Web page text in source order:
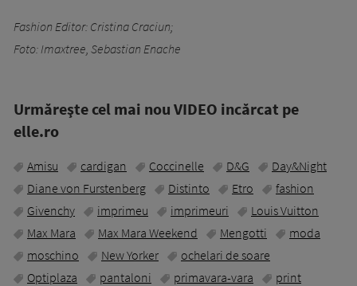
Fashion Editor: Cristina Craciun;
Foto: Imaxtree, Sebastian Enache
Urmăreşte cel mai nou VIDEO incărcat pe
elle.ro
Amisu cardigan Coccinelle D&G
Day&Night
Diane von Furstenberg
Distinto Etro
fashion
Givenchy
imprimeu imprimeuri
Louis Vuitton
Max Mara
Max Mara Weekend Mengotti
moda
moschino
New Yorker
ochelari de soare
Optiplaza
pantaloni primavara-vara
print